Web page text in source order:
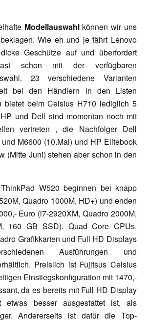
Modellauswahlkönnen wir uns
Wie eh und je fährt Lenovo
Geschütze auf und überfordert
schon mit der verfügbaren
23 verschiedene Varianten
bei den Händlern in den Listen
bietet beim Celsius H710 lediglich 5
und Dell sind momentan noch mit
vertreten , die Nachfolger Dell
M6600 (10.Mai) und HP Elitebook
(Mitte Juni) stehen aber schon in den
W520 beginnen bei knapp
Quadro 1000M, HD+) und enden
Euro (i7-2920XM, Quadro 2000M,
160 GB SSD). Quad Core CPUs,
Grafikkarten und Full HD Displays
Ausführungen und
Preislich ist Fujitsus Celsius
Einstiegskonfiguration mit 1470,-
da es bereits mit Full HD Display
etwas besser ausgestattet ist, als
Andererseits ist dafür die Top-